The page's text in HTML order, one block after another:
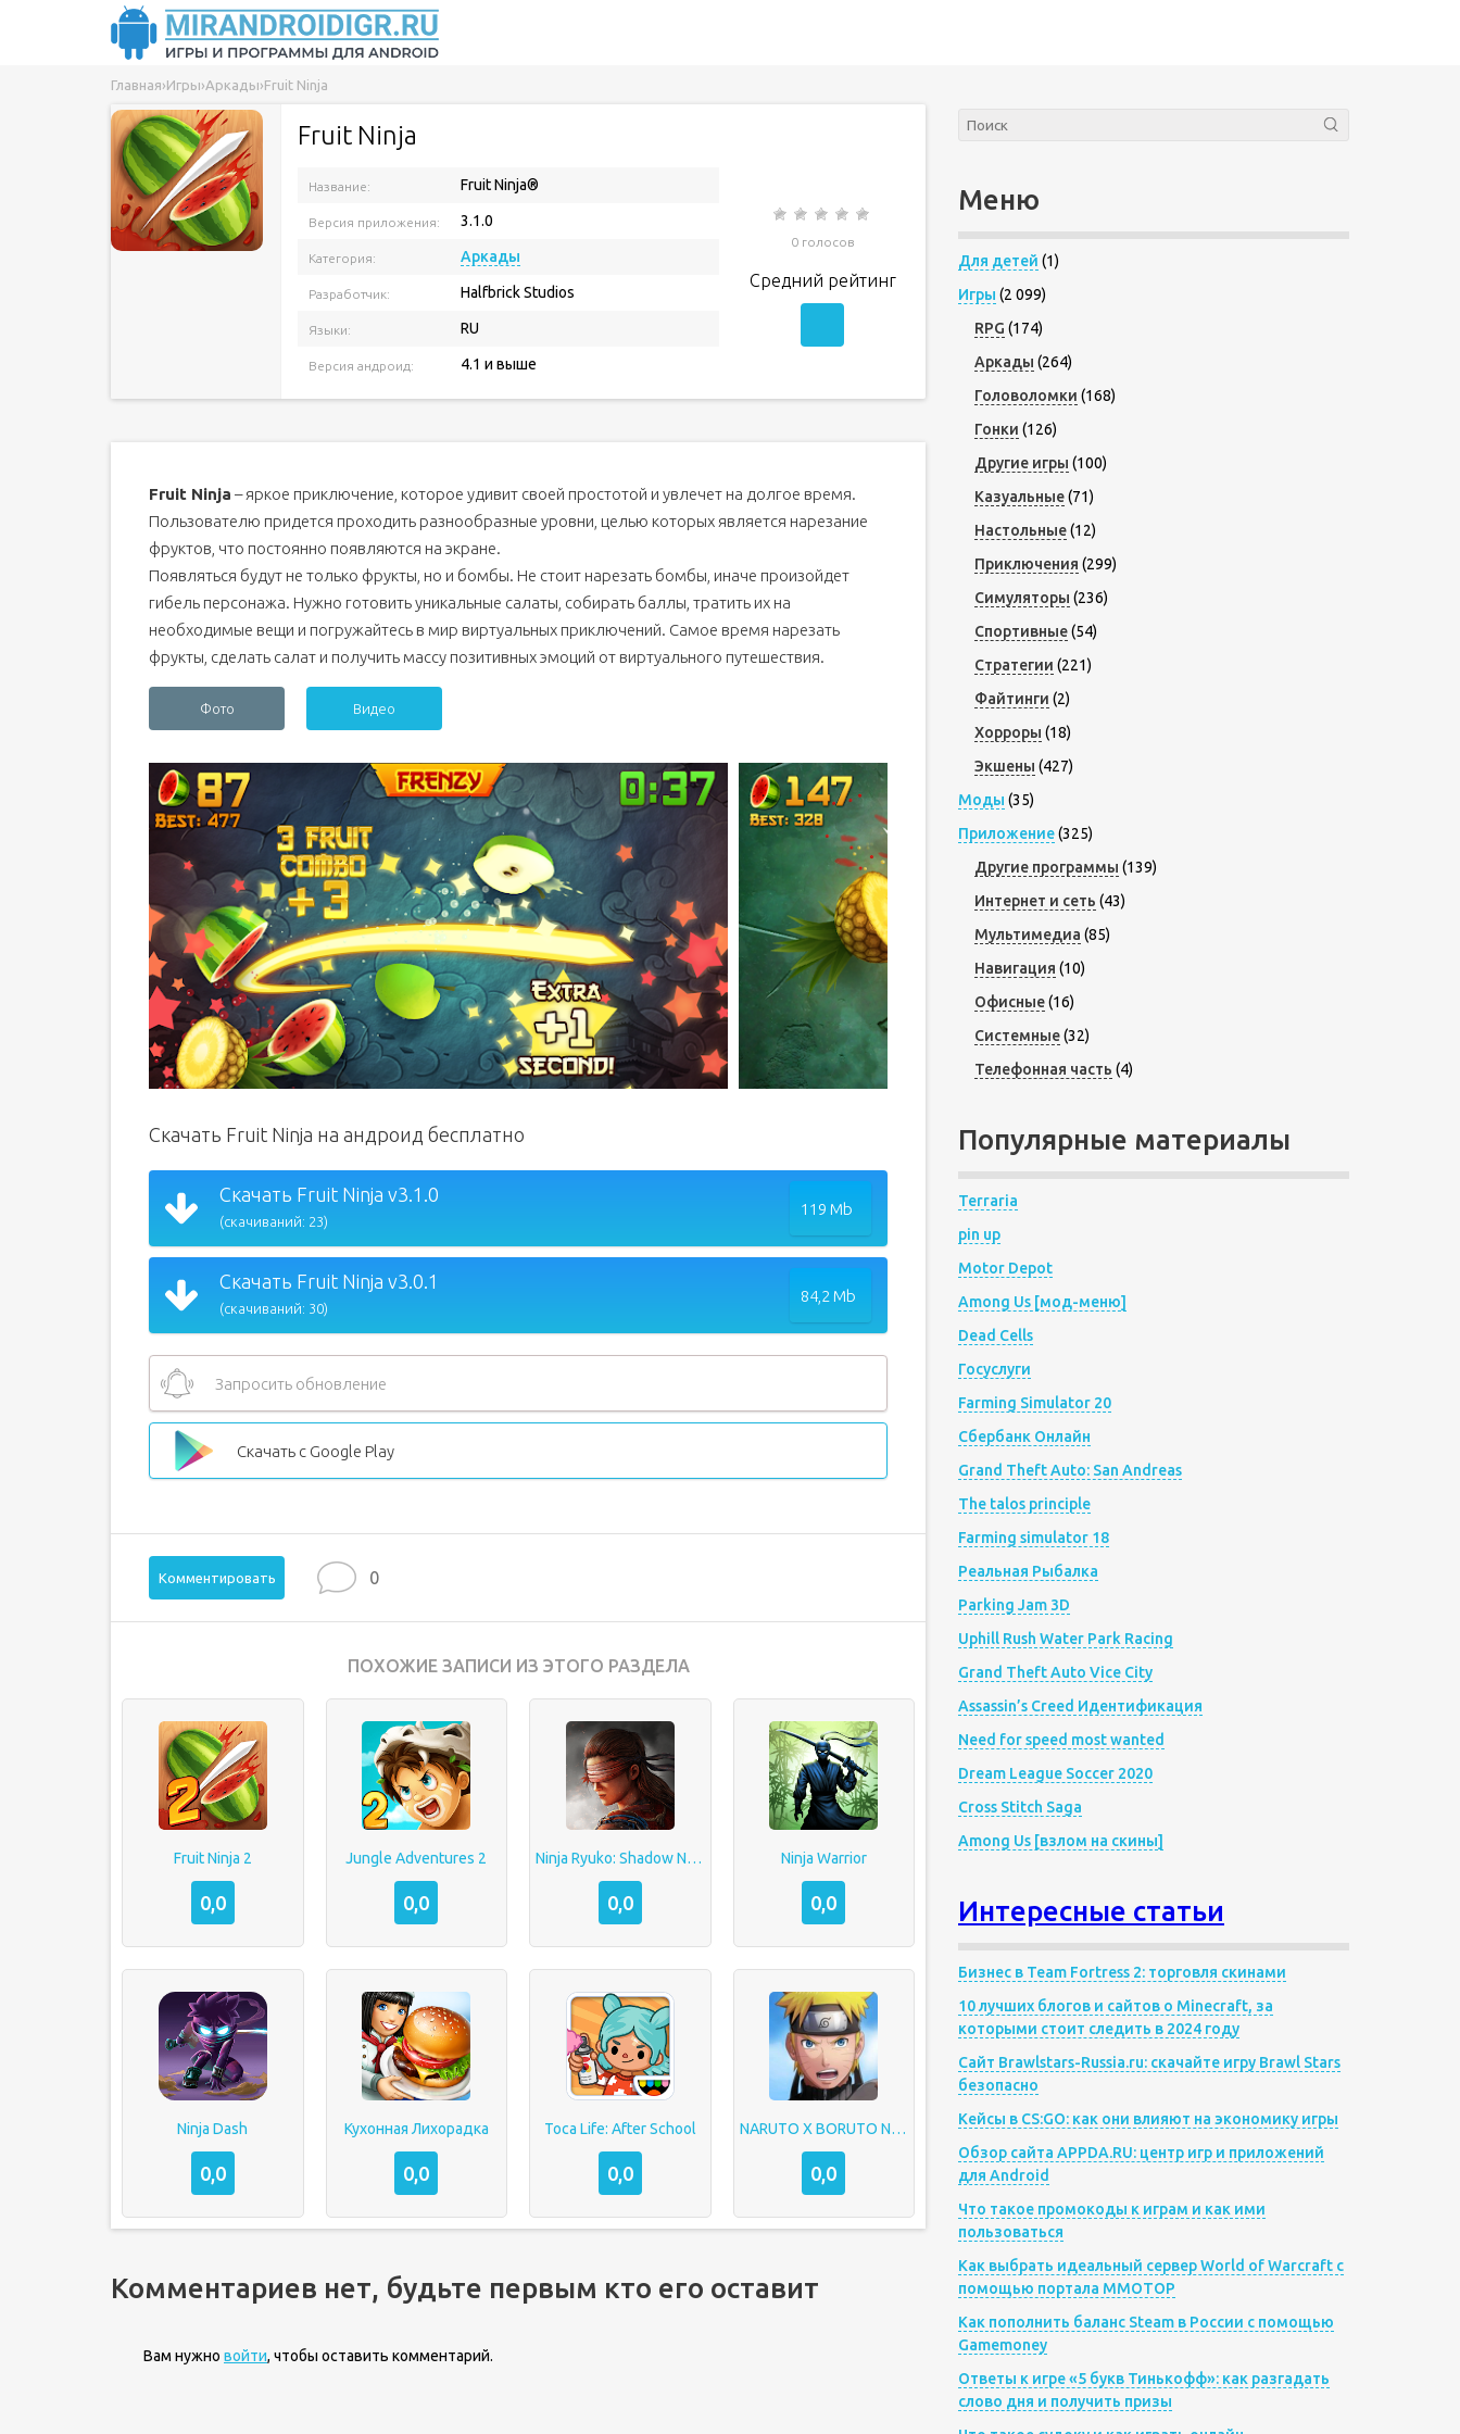
Главная›Игры›Аркады›Fruit Ninja
Fruit Ninja
Название: Fruit Ninja®
Версия приложения: 3.1.0
Категория: Аркады
Разработчик: Halfbrick Studios
Языки: RU
Версия андроид: 4.1 и выше
0 голосов
Средний рейтинг
Fruit Ninja – яркое приключение, которое удивит своей простотой и увлечет на долгое время.
Пользователю придется проходить разнообразные уровни, целью которых является нарезание
фруктов, что постоянно появляются на экране.
Появляться будут не только фрукты, но и бомбы. Не стоит нарезать бомбы, иначе произойдет
гибель персонажа. Нужно готовить уникальные салаты, собирать баллы, тратить их на
необходимые вещи и погружайтесь в мир виртуальных приключений. Самое время нарезать
фрукты, сделать салат и получить массу позитивных эмоций от виртуального путешествия.
Фото Видео
Скачать Fruit Ninja на андроид бесплатно
Скачать Fruit Ninja v3.1.0
(скачиваний: 23)
119 Mb
Скачать Fruit Ninja v3.0.1
(скачиваний: 30)
84,2 Mb
Запросить обновление
Скачать с Google Play
Комментировать 0
ПОХОЖИЕ ЗАПИСИ ИЗ ЭТОГО РАЗДЕЛА
Fruit Ninja 2
0,0
Jungle Adventures 2
0,0
Ninja Ryuko: Shadow Ninja Game
0,0
Ninja Warrior
0,0
Ninja Dash
0,0
Кухонная Лихорадка
0,0
Toca Life: After School
0,0
NARUTO X BORUTO NINJA VOLTAGE
0,0
Комментариев нет, будьте первым кто его оставит
Вам нужно войти, чтобы оставить комментарий.
Меню
Для детей (1)
Игры (2 099)
RPG (174)
Аркады (264)
Головоломки (168)
Гонки (126)
Другие игры (100)
Казуальные(71)
Настольные(12)
Приключения (299)
Симуляторы (236)
Спортивные(54)
Стратегии (221)
Файтинги (2)
Хорроры (18)
Экшены (427)
Моды (35)
Приложение(325)
Другие программы (139)
Интернет и сеть (43)
Мультимедиа (85)
Навигация (10)
Офисные(16)
Системные(32)
Телефонная часть (4)
Популярные материалы
Terraria
pin up
Motor Depot
Among Us [мод-меню]
Dead Cells
Госуслуги
Farming Simulator 20
Сбербанк Онлайн
Grand Theft Auto: San Andreas
The talos principle
Farming simulator 18
Реальная Рыбалка
Parking Jam 3D
Uphill Rush Water Park Racing
Grand Theft Auto Vice City
Assassin’s Creed Идентификация
Need for speed most wanted
Dream League Soccer 2020
Cross Stitch Saga
Among Us [взлом на скины]
Интересные статьи
Бизнес в Team Fortress 2: торговля скинами
10 лучших блогов и сайтов о Minecraft, за
которыми стоит следить в 2024 году
Сайт Brawlstars-Russia.ru: скачайте игру Brawl Stars
безопасно
Кейсы в CS:GO: как они влияют на экономику игры
Обзор сайта APPDA.RU: центр игр и приложений
для Android
Что такое промокоды к играм и как ими
пользоваться
Как выбрать идеальный сервер World of Warcraft с
помощью портала MMOTOP
Как пополнить баланс Steam в России с помощью
Gamemoney
Ответы к игре «5 букв Тинькофф»: как разгадать
слово дня и получить призы